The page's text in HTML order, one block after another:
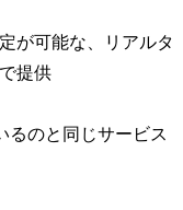
が可能な、リアルタ
提供
るのと同じサービス